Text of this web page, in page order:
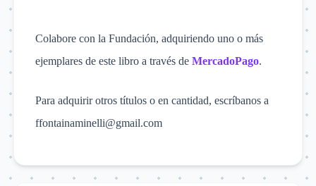
Colabore con la Fundación, adquiriendo uno o más
ejemplares de este libro a través de MercadoPago.
Para adquirir otros títulos o en cantidad, escríbanos a
ffontainaminelli@gmail.com